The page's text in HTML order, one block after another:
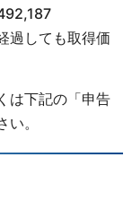
過しても取得価
は下記の「申告
。